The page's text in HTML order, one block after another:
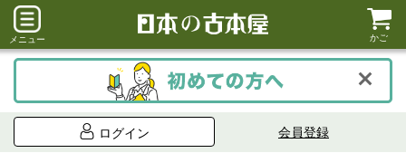
メニュー かご
ログイン 会員登録